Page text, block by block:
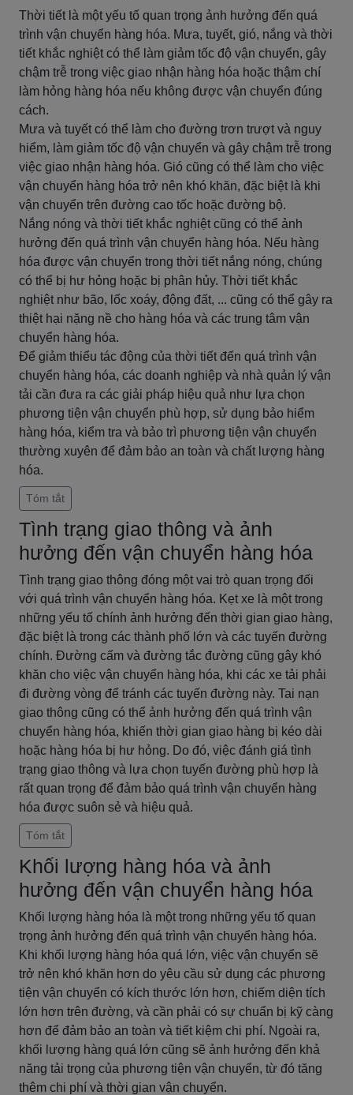
Thời tiết là một yếu tố quan trọng ảnh hưởng đến quá
trình vận chuyển hàng hóa. Mưa, tuyết, gió, nắng và thời
tiết khắc nghiệt có thể làm giảm tốc độ vận chuyển, gây
chậm trễ trong việc giao nhận hàng hóa hoặc thậm chí
làm hỏng hàng hóa nếu không được vận chuyển đúng
cách.
Mưa và tuyết có thể làm cho đường trơn trượt và nguy
hiểm, làm giảm tốc độ vận chuyển và gây chậm trễ trong
việc giao nhận hàng hóa. Gió cũng có thể làm cho việc
vận chuyển hàng hóa trở nên khó khăn, đặc biệt là khi
vận chuyển trên đường cao tốc hoặc đường bộ.
Nắng nóng và thời tiết khắc nghiệt cũng có thể ảnh
hưởng đến quá trình vận chuyển hàng hóa. Nếu hàng
hóa được vận chuyển trong thời tiết nắng nóng, chúng
có thể bị hư hỏng hoặc bị phân hủy. Thời tiết khắc
nghiệt như bão, lốc xoáy, động đất, ... cũng có thể gây ra
thiệt hại nặng nề cho hàng hóa và các trung tâm vận
chuyển hàng hóa.
Để giảm thiểu tác động của thời tiết đến quá trình vận
chuyển hàng hóa, các doanh nghiệp và nhà quản lý vận
tải cần đưa ra các giải pháp hiệu quả như lựa chọn
phương tiện vận chuyển phù hợp, sử dụng bảo hiểm
hàng hóa, kiểm tra và bảo trì phương tiện vận chuyển
thường xuyên để đảm bảo an toàn và chất lượng hàng
hóa.
Tóm tắt
Tình trạng giao thông và ảnh
hưởng đến vận chuyển hàng hóa
Tình trạng giao thông đóng một vai trò quan trọng đối
với quá trình vận chuyển hàng hóa. Kẹt xe là một trong
những yếu tố chính ảnh hưởng đến thời gian giao hàng,
đặc biệt là trong các thành phố lớn và các tuyến đường
chính. Đường cấm và đường tắc đường cũng gây khó
khăn cho việc vận chuyển hàng hóa, khi các xe tải phải
đi đường vòng để tránh các tuyến đường này. Tai nạn
giao thông cũng có thể ảnh hưởng đến quá trình vận
chuyển hàng hóa, khiến thời gian giao hàng bị kéo dài
hoặc hàng hóa bị hư hỏng. Do đó, việc đánh giá tình
trạng giao thông và lựa chọn tuyến đường phù hợp là
rất quan trọng để đảm bảo quá trình vận chuyển hàng
hóa được suôn sẻ và hiệu quả.
Tóm tắt
Khối lượng hàng hóa và ảnh
hưởng đến vận chuyển hàng hóa
Khối lượng hàng hóa là một trong những yếu tố quan
trọng ảnh hưởng đến quá trình vận chuyển hàng hóa.
Khi khối lượng hàng hóa quá lớn, việc vận chuyển sẽ
trở nên khó khăn hơn do yêu cầu sử dụng các phương
tiện vận chuyển có kích thước lớn hơn, chiếm diện tích
lớn hơn trên đường, và cần phải có sự chuẩn bị kỹ càng
hơn để đảm bảo an toàn và tiết kiệm chi phí. Ngoài ra,
khối lượng hàng quá lớn cũng sẽ ảnh hưởng đến khả
năng tải trọng của phương tiện vận chuyển, từ đó tăng
thêm chi phí và thời gian vận chuyển.